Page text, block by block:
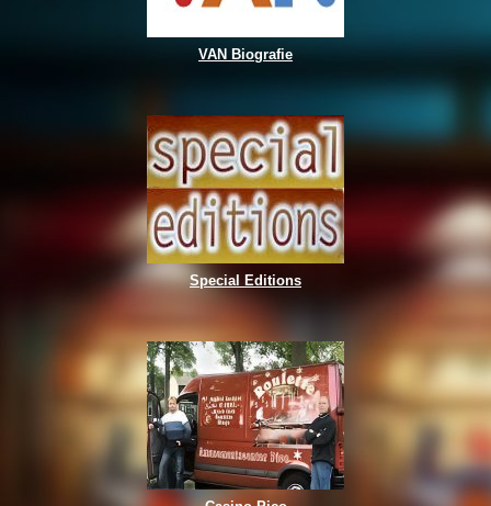
VAN Biografie
Special Editions